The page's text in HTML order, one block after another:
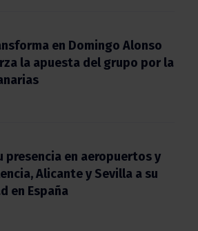
en Domingo Alonso
la apuesta del grupo por
presencia en aeropuertos y
Alicante y Sevilla a su
en España